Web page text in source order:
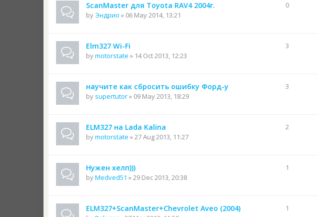
ScanMaster для Toyota RAV4 2004г.
byЭндрио » 06 May 2014, 13:21
0
Elm327 Wi-Fi
bymotorstate » 14 Oct 2013, 12:23
3
научите как сбросить ошибку Форд-у
by supertutor» 09 May 2013, 18:29
3
ELM327 на Lada Kalina
bymotorstate » 27 Aug 2013, 11:27
2
Нужен хелп)))
byMedved51 » 29 Dec 2013, 20:38
1
ELM327+ScanMaster+Chevrolet Aveo (2004) 1